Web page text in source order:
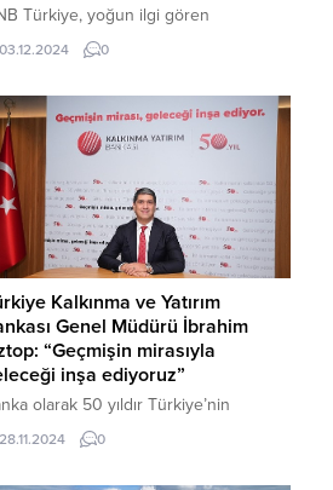
Türkiye, yoğun ilgi gören
bağlantılı sendikasyon
bir kez daha önemli bir
0
Kalkınma ve Yatırım
Genel Müdürü İbrahim
“Geçmişin mirasıyla
inşa ediyoruz”
olarak 50 yıldır Türkiye’nin
için çalıştıklarını vurgulayan
Müdür İbrahim Öztop, “1975
0